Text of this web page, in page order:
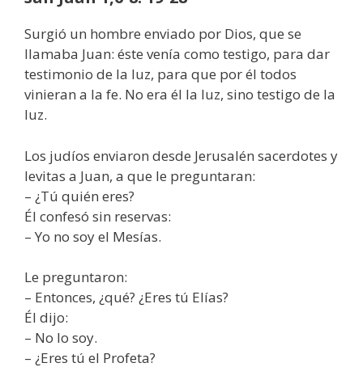
Surgió un hombre enviado por Dios, que se
llamaba Juan: éste venía como testigo, para dar
testimonio de la luz, para que por él todos
vinieran a la fe. No era él la luz, sino testigo de la
luz.
Los judíos enviaron desde Jerusalén sacerdotes y
levitas a Juan, a que le preguntaran:
– ¿Tú quién eres?
Él confesó sin reservas:
– Yo no soy el Mesías.
Le preguntaron:
– Entonces, ¿qué? ¿Eres tú Elías?
Él dijo:
– No lo soy.
– ¿Eres tú el Profeta?